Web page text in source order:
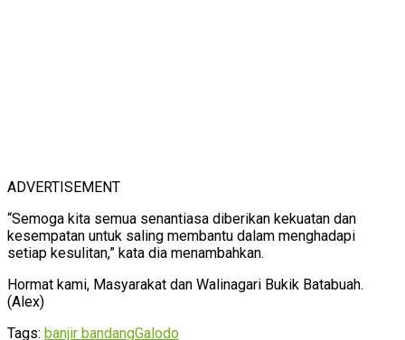
ADVERTISEMENT
“Semoga kita semua senantiasa diberikan kekuatan dan
kesempatan untuk saling membantu dalam menghadapi
setiap kesulitan,” kata dia menambahkan.
Hormat kami, Masyarakat dan Walinagari Bukik Batabuah.
(Alex)
Tags: banjir bandangGalodo